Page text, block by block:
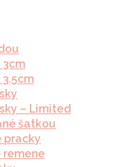
– Limited
šatkou
pracky
remene